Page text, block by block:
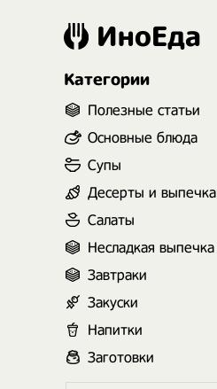
ИноЕда
Категории
Полезные статьи
Основные блюда
Супы
Десерты и выпечка
Салаты
Несладкая выпечка
Завтраки
Закуски
Напитки
Заготовки